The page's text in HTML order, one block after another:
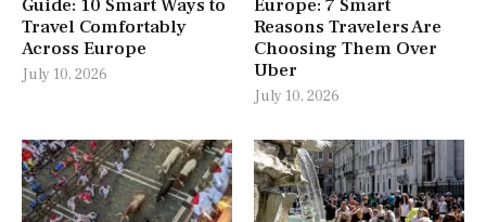
Guide: 10 Smart Ways to
Travel Comfortably
Across Europe
July 10, 2026
Europe: 7 Smart
Reasons Travelers Are
Choosing Them Over
Uber
July 10, 2026